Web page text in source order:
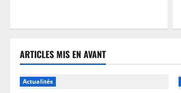
ARTICLES MIS EN AVANT
Actualités